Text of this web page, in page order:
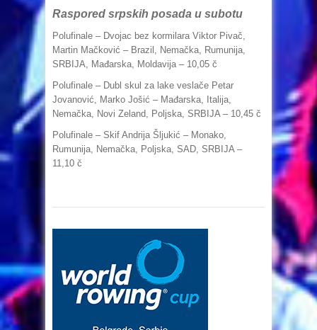
Raspored srpskih posada u subotu
Polufinale – Dvojac bez kormilara Viktor Pivač,
Martin Mačković – Brazil, Nemačka, Rumunija,
SRBIJA, Mađarska, Moldavija – 10,05 č
Polufinale – Dubl skul za lake veslače Petar
Jovanović, Marko Jošić – Mađarska, Italija,
Nemačka, Novi Zeland, Poljska, SRBIJA – 10,45 č
Polufinale – Skif Andrija Šljukić – Monako,
Rumunija, Nemačka, Poljska, SAD, SRBIJA –
11,10 č